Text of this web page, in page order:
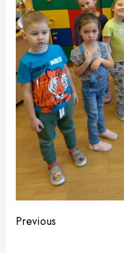
Continue
Previous